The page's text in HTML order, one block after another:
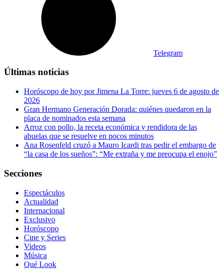
Telegram
Últimas noticias
Horóscopo de hoy por Jimena La Torre: jueves 6 de agosto de
2026
Gran Hermano Generación Dorada: quiénes quedaron en la
placa de nominados esta semana
Arroz con pollo, la receta económica y rendidora de las
abuelas que se resuelve en pocos minutos
Ana Rosenfeld cruzó a Mauro Icardi tras pedir el embargo de
“la casa de los sueños”: “Me extraña y me preocupa el enojo”
Secciones
Espectáculos
Actualidad
Internacional
Exclusivo
Horóscopo
Cine y Series
Videos
Música
Qué Look